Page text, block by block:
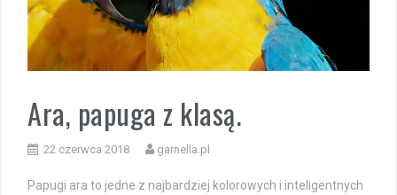
Ara, papuga z klasą.
22 czerwca 2018 garnella.pl
Papugi ara to jedne z najbardziej kolorowych i inteligentnych